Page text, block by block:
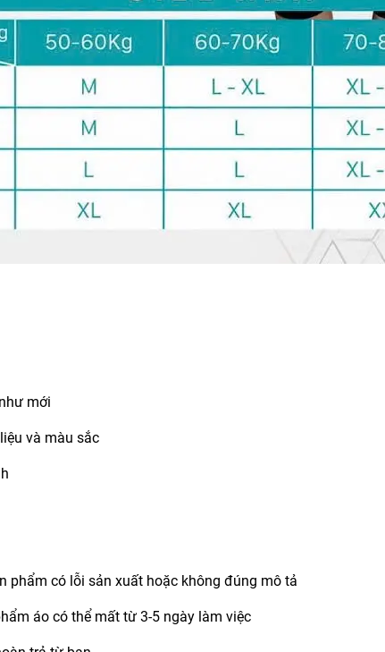
mới
và màu sắc
phẩm có lỗi sản xuất hoặc không đúng mô tả
áo có thể mất từ 3-5 ngày làm việc